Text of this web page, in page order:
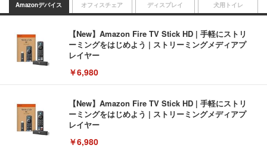
Amazonデバイス
【New】Amazon Fire TV Stick HD | 手軽にストリ
ーミングをはじめよう | ストリーミングメディアプ
レイヤー
￥6,980
【New】Amazon Fire TV Stick HD | 手軽にストリ
ーミングをはじめよう | ストリーミングメディアプ
レイヤー
￥6,980
オフィスチェア ディスプレイ 犬用トイレ